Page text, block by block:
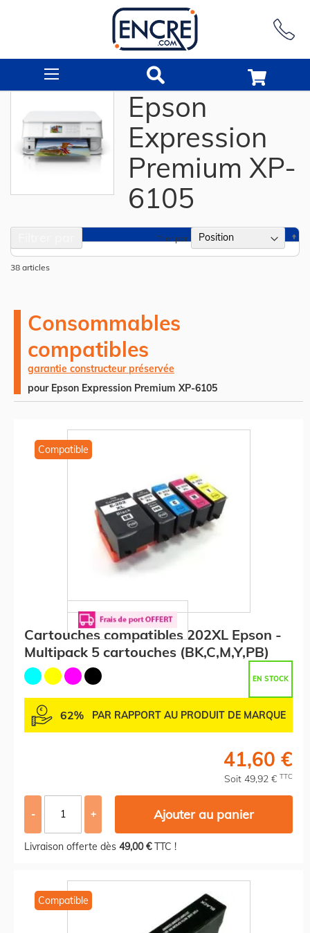
Epson
Expression
Premium XP-
6105
38 articles
Trier par
Consommables
compatibles
garantie constructeur préservée
pour Epson Expression Premium XP-6105
Compatible
Cartouches compatibles 202XL Epson -
Multipack 5 cartouches (BK,C,M,Y,PB)
EN STOCK
62% PAR RAPPORT AU PRODUIT DE MARQUE
41,60 €
Soit 49,92 € TTC
- + Ajouter au panier
Livraison offerte dès 49,00 €TTC !
Compatible